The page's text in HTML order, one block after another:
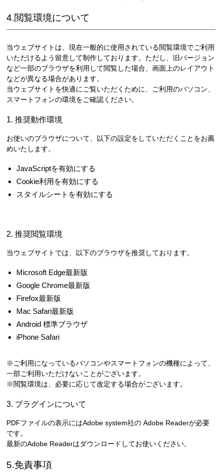
4.閲覧環境について
当ウェブサイトは、現在一般的に使用されている閲覧環境でご利用
いただけるよう留意して制作しております。ただし、旧バージョン
など一部のブラウザを利用して閲覧した場合、画面上のレイアウト
などが異なる場合があります。
当ウェブサイトを快適にご覧いただくために、ご利用のパソコン、
スマートフォンの環境をご確認ください。
1. 推奨動作環境
お使いのブラウザについて、以下の設定をしていただくことをお薦
めいたします。
JavaScriptを有効にする
Cookie利用を有効にする
スタイルシートを有効にする
2. 推奨閲覧環境
当ウェブサイトでは、以下のブラウザを推奨しております。
Microsoft Edge最新版
Google Chrome最新版
Firefox最新版
Mac Safari最新版
Android 標準ブラウザ
iPhone Safari
※ご利用になっているパソコンやスマートフォンの機種によって、
一部ご利用いただけないことがございます。
※閲覧環境は、必要に応じて改定する場合がございます。
3. プラグインについて
PDFファイルの表示にはAdobe system社の Adobe Readerが必要
です。
最新のAdobe Readerはダウンロードしてお使いください。
5.免責事項